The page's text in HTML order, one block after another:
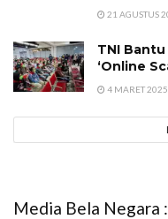
21 AGUSTUS
TNI
‘Online
4 MARET 2025
Media Bela Negara :